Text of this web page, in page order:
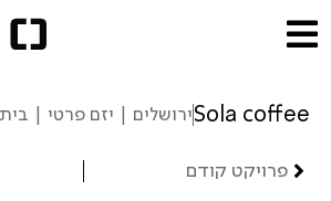
Sola coffeeירושלים | יזם פרטי |
פרויקט קודם